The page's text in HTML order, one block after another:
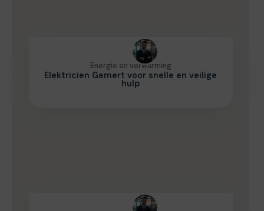
Energie en verwarming
Elektricien Gemert voor snelle en veilige
hulp